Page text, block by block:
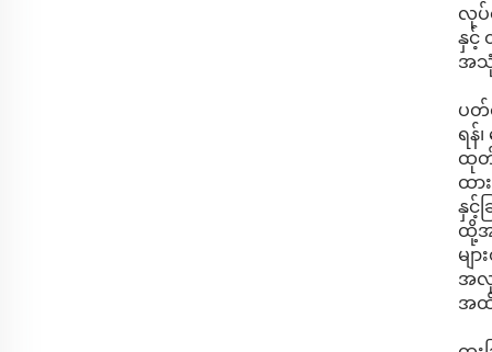
လုပ်
နှင့်
အသုံ
ပတ်
ရန်
ထုတ်
ထာ
နှင့်
ထို့အ
မျ
အလု
အထိ